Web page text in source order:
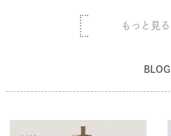
もっと見る
BLOG